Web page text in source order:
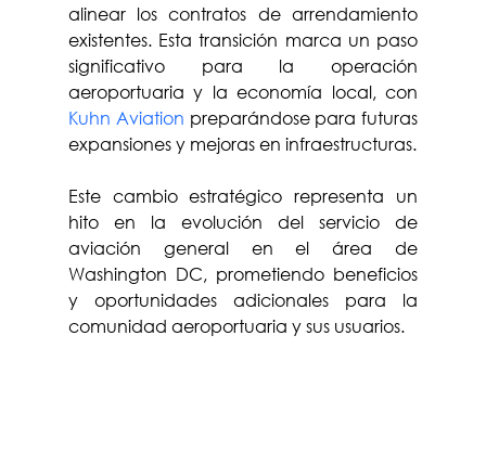
alinear los contratos de arrendamiento
existentes. Esta transición marca un paso
significativo para la operación
Kuhn Aviation preparándose para futuras
expansiones y mejoras en infraestructuras.
Este cambio estratégico representa un
hito en la evolución del servicio de
aviación general en el área de
Washington DC, prometiendo beneficios
y oportunidades adicionales para la
comunidad aeroportuaria y sus usuarios.